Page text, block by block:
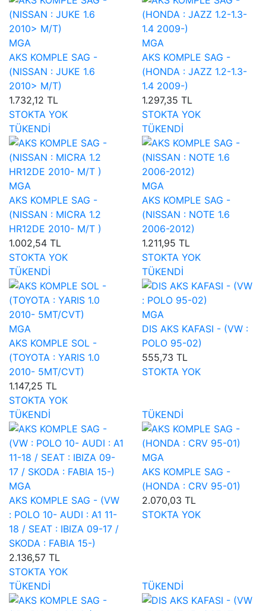
MGA
AKS KOMPLE SAG -
(NISSAN : JUKE 1.6
2010> M/T)
1.732,12 TL
STOKTA YOK
MGA
AKS KOMPLE SAG -
(HONDA : JAZZ 1.2-1.3-
1.4 2009-)
1.297,35 TL
STOKTA YOK
TÜKENDİ
MGA
AKS KOMPLE SAG -
(NISSAN : MICRA 1.2
HR12DE 2010- M/T )
1.002,54 TL
STOKTA YOK
TÜKENDİ
MGA
AKS KOMPLE SAG -
(NISSAN : NOTE 1.6
2006-2012)
1.211,95 TL
STOKTA YOK
TÜKENDİ
MGA
AKS KOMPLE SOL -
(TOYOTA : YARIS 1.0
2010- 5MT/CVT)
1.147,25 TL
STOKTA YOK
TÜKENDİ
MGA
DIS AKS KAFASI - (VW :
POLO 95-02)
555,73 TL
STOKTA YOK
TÜKENDİ
MGA
AKS KOMPLE SAG - (VW
: POLO 10- AUDI : A1 11-
18 / SEAT : IBIZA 09-17 /
SKODA : FABIA 15-)
2.136,57 TL
STOKTA YOK
TÜKENDİ
MGA
AKS KOMPLE SAG -
(HONDA : CRV 95-01)
2.070,03 TL
STOKTA YOK
TÜKENDİ TÜKENDİ